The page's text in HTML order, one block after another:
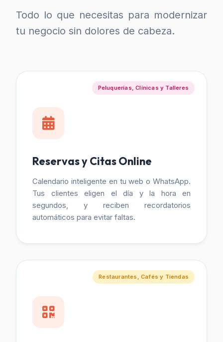
Todo lo que necesitas para modernizar
tu negocio sin dolores de cabeza.
Peluquerías, Clínicas y Talleres
Reservas y Citas Online
Calendario inteligente en tu web o WhatsApp.
Tus clientes eligen el día y la hora en
segundos, y reciben recordatorios
automáticos para evitar faltas.
Restaurantes, Cafés y Tiendas